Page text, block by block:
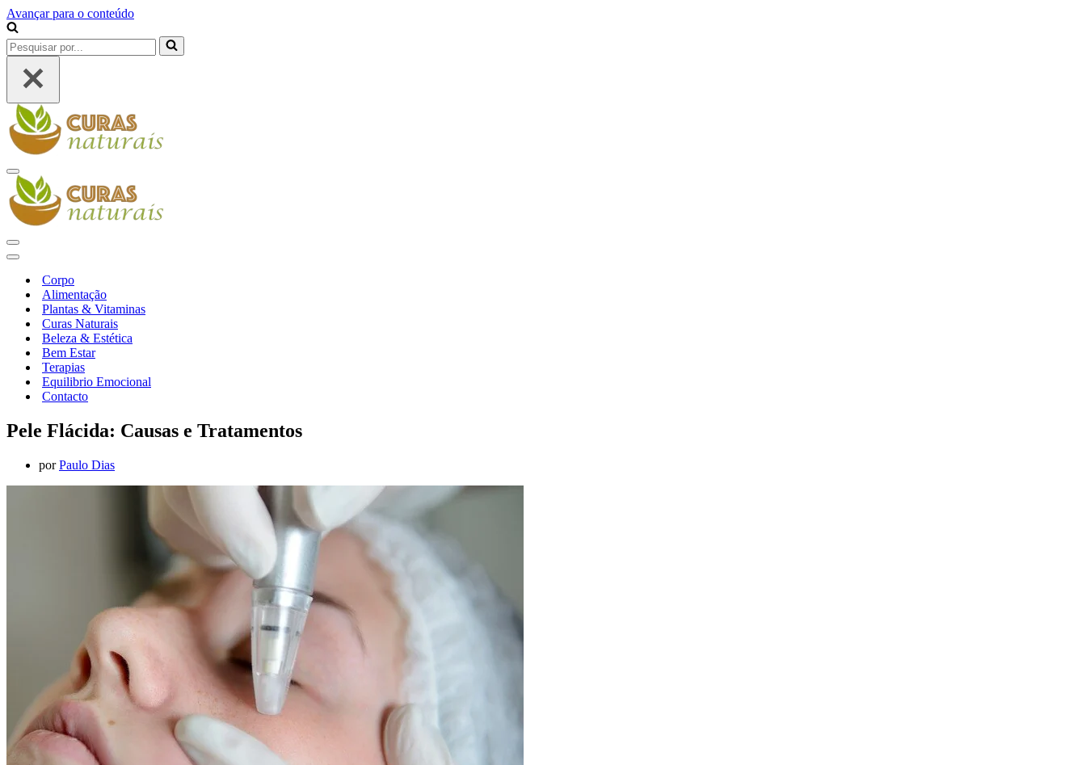
Avançar para o conteúdo
Pesquisar
por...
Menu
de
navegação
Menu
de
Menu
navegação
Corpo
Alimentação
Plantas & Vitaminas
Curas Naturais
Beleza & Estética
Bem Estar
Terapias
Equilibrio Emocional
Contacto
Pele Flácida: Causas e Tratamentos
porPaulo Dias